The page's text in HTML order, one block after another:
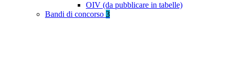
OIV (da pubblicare in tabelle)
Bandi di concorso 3